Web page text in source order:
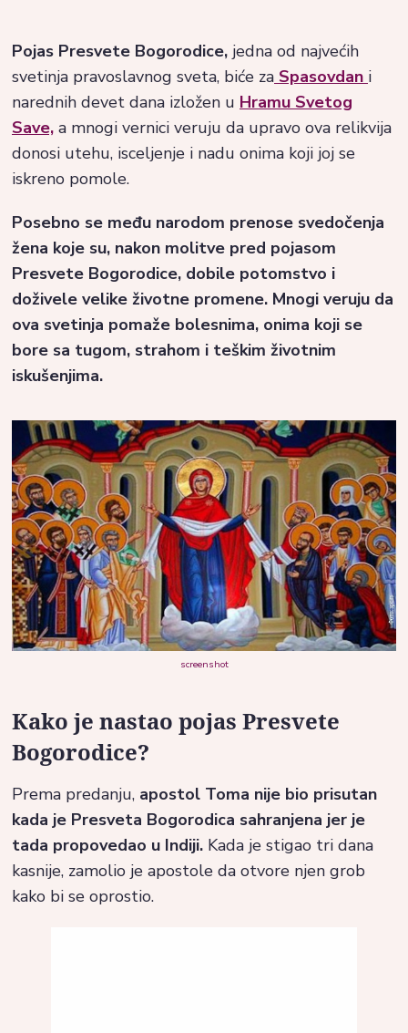
Pojas Presvete Bogorodice, jedna od najvećih
svetinja pravoslavnog sveta, biće za Spasovdan i
narednih devet dana izložen u Hramu Svetog
Save, a mnogi vernici veruju da upravo ova relikvija
donosi utehu, isceljenje i nadu onima koji joj se
iskreno pomole.
Posebno se među narodom prenose svedočenja
žena koje su, nakon molitve pred pojasom
Presvete Bogorodice, dobile potomstvo i
doživele velike životne promene. Mnogi veruju da
ova svetinja pomaže bolesnima, onima koji se
bore sa tugom, strahom i teškim životnim
iskušenjima.
screenshot
Kako je nastao pojas Presvete
Bogorodice?
Prema predanju, apostol Toma nije bio prisutan
kada je Presveta Bogorodica sahranjena jer je
tada propovedao u Indiji. Kada je stigao tri dana
kasnije, zamolio je apostole da otvore njen grob
kako bi se oprostio.